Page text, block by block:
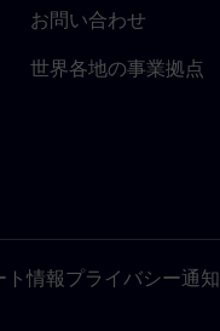
お問い合わせ
世界各地の事業拠点
ト情報プライバシー通知